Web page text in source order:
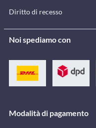
Diritto di recesso
Noi spediamo con
Modalità di pagamento